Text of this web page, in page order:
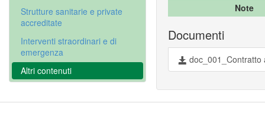
Strutture sanitarie e private
accreditate
Interventi straordinari e di
emergenza
Altri contenuti
Note
Documenti
doc_001_Contratto